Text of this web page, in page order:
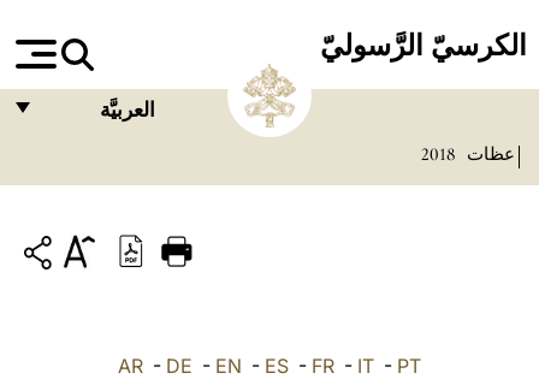
الكرسيّ الرَّسوليّ
العربيَّة
ITALIANO
عظات 2018
AR - DE - EN - ES - FR - IT - PT